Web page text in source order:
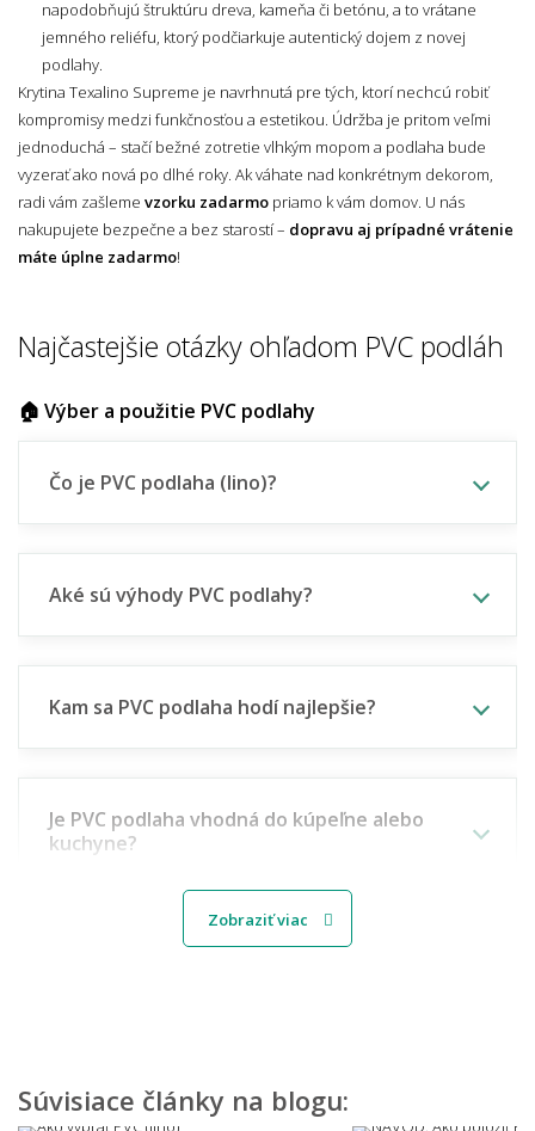
napodobňujú štruktúru dreva, kameňa či betónu, a to vrátane
jemného reliéfu, ktorý podčiarkuje autentický dojem z novej
podlahy.
Krytina Texalino Supreme je navrhnutá pre tých, ktorí nechcú robiť
kompromisy medzi funkčnosťou a estetikou. Údržba je pritom veľmi
jednoduchá – stačí bežné zotretie vlhkým mopom a podlaha bude
vyzerať ako nová po dlhé roky. Ak váhate nad konkrétnym dekorom,
radi vám zašleme vzorku zadarmo priamo k vám domov. U nás
nakupujete bezpečne a bez starostí – dopravu aj prípadné vrátenie
máte úplne zadarmo!
Najčastejšie otázky ohľadom PVC podláh
🏠 Výber a použitie PVC podlahy
Čo je PVC podlaha (lino)?
Aké sú výhody PVC podlahy?
Kam sa PVC podlaha hodí najlepšie?
Je PVC podlaha vhodná do kúpeľne alebo
kuchyne?
Aký je rozdiel medzi bytovým a záťažovým
Aký je rozdiel medzi PVC podlahou a
vinylovou podlahou?
Zobraziť viac
Súvisiace články na blogu: